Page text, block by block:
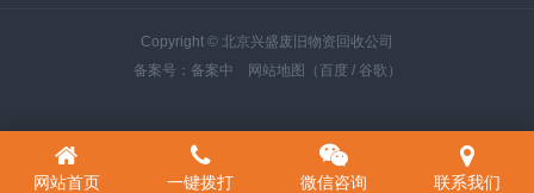
Copyright © 北京兴盛废旧物资回收公司
备案号： 备案中 网站地图 （百度 / 谷歌 ）
网站首页 一键拨打 微信咨询 联系我们